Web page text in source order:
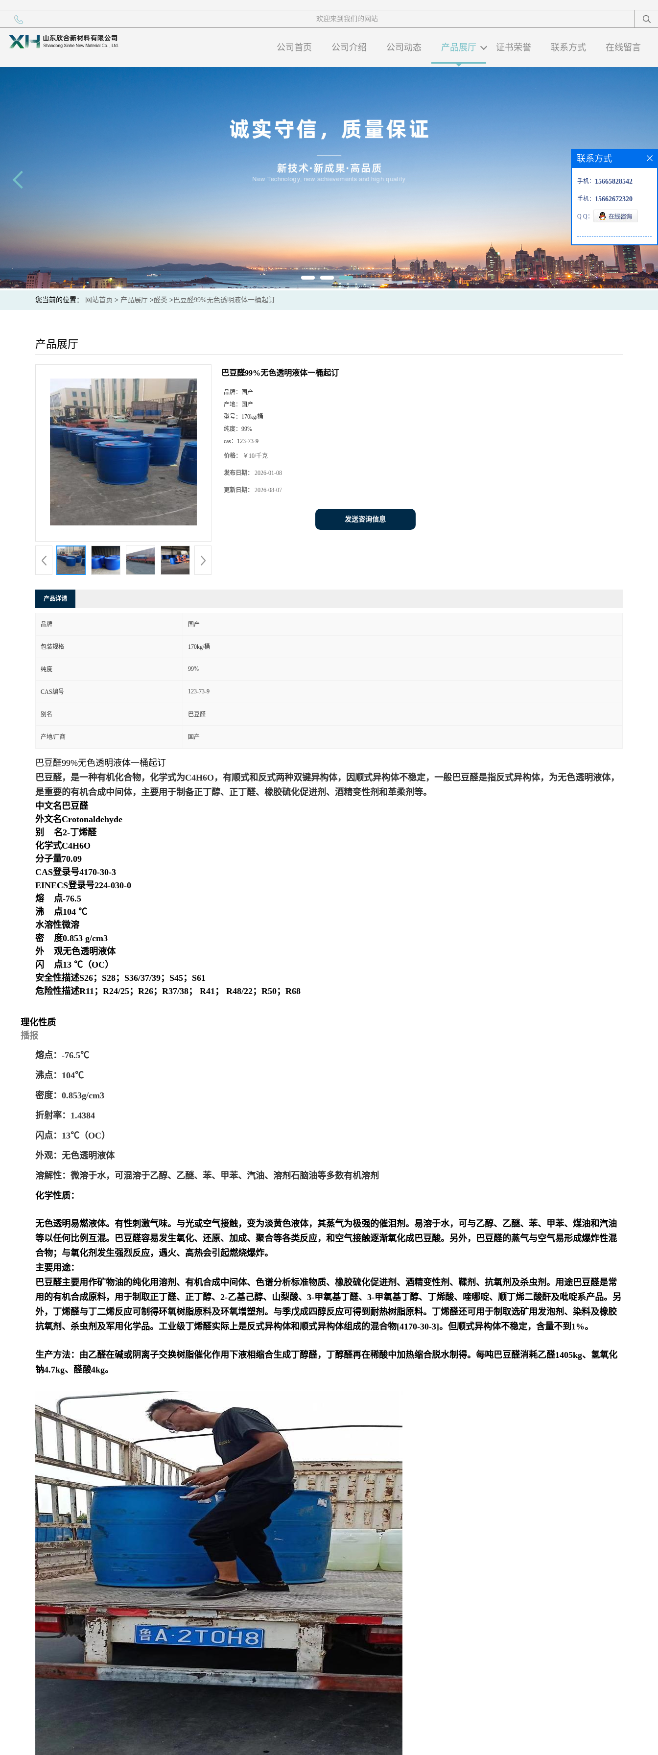
欢迎来到我们的网站
公司首页 公司介绍 公司动态 产品展厅 证书荣誉 联系方式 在线留言
您当前的位置： 网站首页 > 产品展厅 >醛类 > 巴豆醛99%无色透明液体一桶起订
产品展厅
巴豆醛99%无色透明液体一桶起订
品牌：
国产
产地：
国产
型号： 170kg/桶
纯度： 99%
cas： 123-73-9
价格： ￥10/千克
发布日期： 2026-01-08
更新日期： 2026-08-07
发送咨询信息
产品详请
品牌 国产
包装规格 170kg/桶
纯度 99%
CAS编号 123-73-9
别名 巴豆醛
产地/厂商 国产
巴豆醛99%无色透明液体一桶起订
巴豆醛，是一种有机化合物，化学式为C4H6O，有顺式和反式两种双键异构体，因顺式异构体不稳定，一般巴豆醛是指反式异构体，为无色透明液体，
是重要的有机合成中间体，主要用于制备正丁醇、正丁醛、橡胶硫化促进剂、酒精变性剂和革柔剂等。
中文名 巴豆醛
外文名Crotonaldehyde
别 名2-丁烯醛
化学式C4H6O
分子量70.09
CAS登录号4170-30-3
EINECS登录号224-030-0
熔 点-76.5
沸 点104 ℃
水溶性微溶
密 度0.853 g/cm3
外 观无色透明液体
闪 点13 ℃ （OC）
安全性描述S26；S28；S36/37/39；S45；S61
危险性描述R11；R24/25；R26；R37/38； R41； R48/22；R50；R68
理化性质
播报
熔点：-76.5℃
沸点：104℃
密度：0.853g/cm3
折射率：1.4384
闪点：13℃（OC）
外观：无色透明液体
溶解性：微溶于水，可混溶于乙醇、乙醚、苯、甲苯、汽油、溶剂石脑油等多数有机溶剂
化学性质：
无色透明易燃液体。有性刺激气味。与光或空气接触，变为淡黄色液体，其蒸气为极强的催泪剂。易溶于水，可与乙醇、乙醚、苯、甲苯、煤油和汽油
等以任何比例互混。巴豆醛容易发生氧化、还原、加成、聚合等各类反应，和空气接触逐渐氧化成巴豆酸。另外，巴豆醛的蒸气与空气易形成爆炸性混
合物；与氧化剂发生强烈反应，遇火、高热会引起燃烧爆炸。
主要用途：
巴豆醛主要用作矿物油的纯化用溶剂、有机合成中间体、色谱分析标准物质、橡胶硫化促进剂、酒精变性剂、鞣剂、抗氧剂及杀虫剂。用途巴豆醛是常
用的有机合成原料，用于制取正丁醛、正丁醇、2-乙基己醇、山梨酸、3-甲氧基丁醛、3-甲氧基丁醇、丁烯酸、喹哪啶、顺丁烯二酸酐及吡啶系产品。另
外，丁烯醛与丁二烯反应可制得环氧树脂原料及环氧增塑剂。与季戊成四醇反应可得到耐热树脂原料。丁烯醛还可用于制取选矿用发泡剂、染料及橡胶
抗氧剂、杀虫剂及军用化学品。工业级丁烯醛实际上是反式异构体和顺式异构体组成的混合物[4170-30-3]。但顺式异构体不稳定，含量不到1%。
生产方法： 由乙醛在碱或阴离子交换树脂催化作用下液相缩合生成丁醇醛，丁醇醛再在稀酸中加热缩合脱水制得。每吨巴豆醛消耗乙醛1405kg、氢氧化
钠4.7kg、醛酸4kg。
联系方式
手机： 15665828542
手机： 15662672320
Q Q：